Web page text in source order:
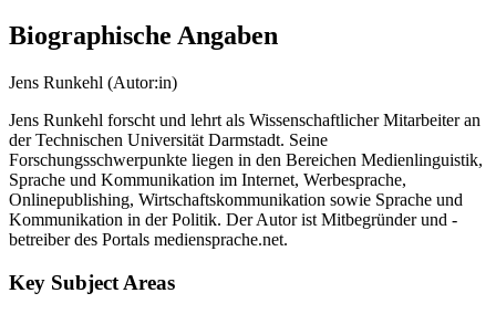
Biographische Angaben
Jens Runkehl (Autor:in)
Jens Runkehl forscht und lehrt als Wissenschaftlicher Mitarbeiter an
der Technischen Universität Darmstadt. Seine
Forschungsschwerpunkte liegen in den Bereichen Medienlinguistik,
Sprache und Kommunikation im Internet, Werbesprache,
Onlinepublishing, Wirtschaftskommunikation sowie Sprache und
Kommunikation in der Politik. Der Autor ist Mitbegründer und -
betreiber des Portals mediensprache.net.
Key Subject Areas